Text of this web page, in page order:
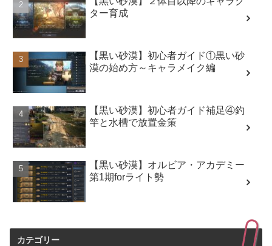
ター育成
【黒い砂漠】初心者ガイド①黒い砂
漠の始め方～キャラメイク編
【黒い砂漠】初心者ガイド補足④釣
竿と水槽で放置金策
【黒い砂漠】オルビア・アカデミー
第1期forライト勢
カテゴリー